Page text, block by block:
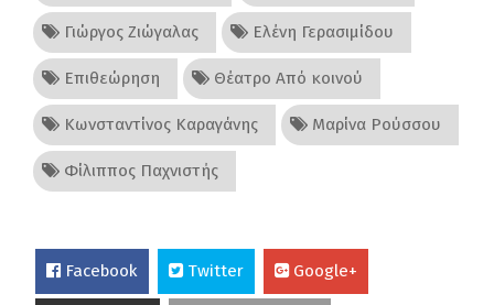
Γιώργος Ζιώγαλας Ελένη Γερασιμίδου
Επιθεώρηση Θέατρο Από κοινού
Κωνσταντίνος Καραγάνης Μαρίνα Ρούσσου
Φίλιππος Παχνιστής
Facebook Twitter Google+